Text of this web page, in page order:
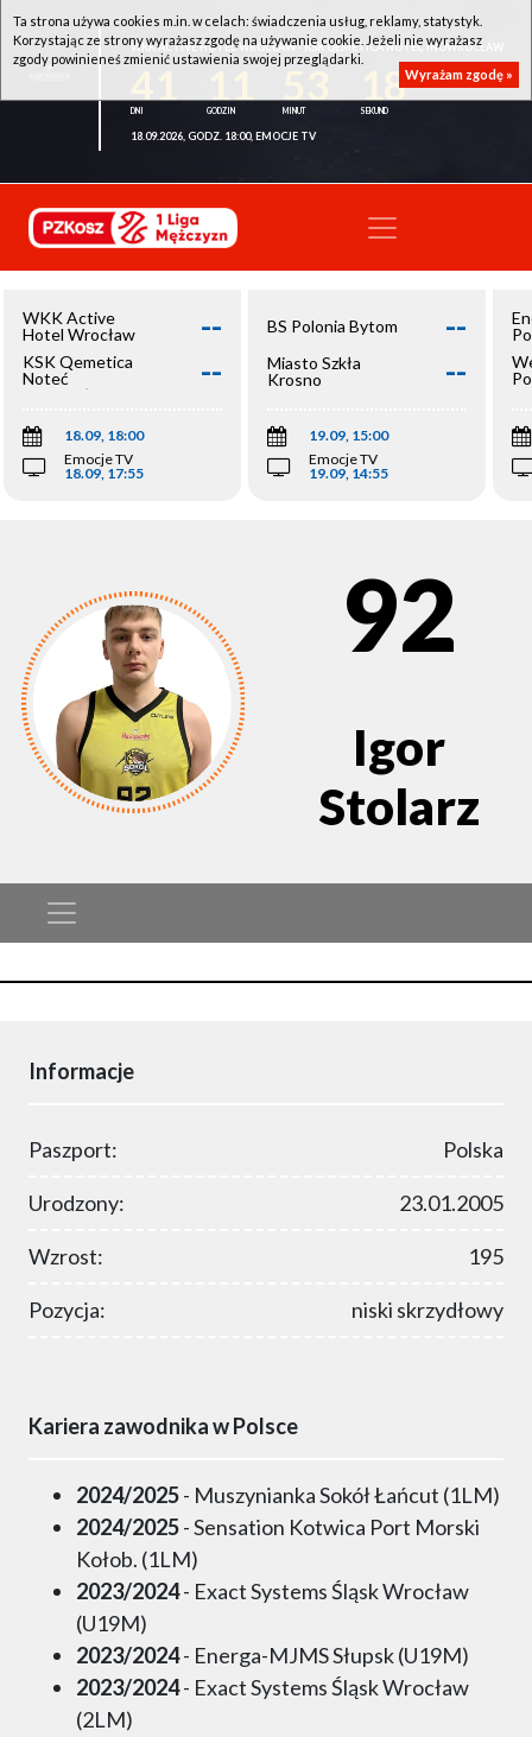
WKK ACTIVE HOTEL WROCŁAW - KSK QEMETICA NOTEĆ INOWROCŁAW
18
18.09.2026, GODZ. 18:00, EMOCJE TV
WKK Active
Hotel Wrocław
--
KSK Qemetica
Noteć
Inowrocław
--
18.09, 18:00
Emocje TV
18.09, 17:55
BS Polonia Bytom --
Miasto Szkła
Krosno
--
19.09, 15:00
Emocje TV
19.09, 14:55
92
Igor
Stolarz
Informacje
Paszport: Polska
Urodzony: 23.01.2005
Wzrost: 195
Pozycja: niski skrzydłowy
Kariera zawodnika w Polsce
2024/2025- Muszynianka Sokół Łańcut (1LM)
2024/2025- Sensation Kotwica Port Morski
Kołob. (1LM)
2023/2024- Exact Systems Śląsk Wrocław
(U19M)
2023/2024- Energa-MJMS Słupsk (U19M)
2023/2024- Exact Systems Śląsk Wrocław
(2LM)
Ta strona używa cookies m.in. w celach: świadczenia usług, reklamy, statystyk.
Korzystając ze strony wyrażasz zgodę na używanie cookie. Jeżeli nie wyrażasz
zgody powinieneś zmienić ustawienia swojej przeglądarki.
Wyrażam zgodę »